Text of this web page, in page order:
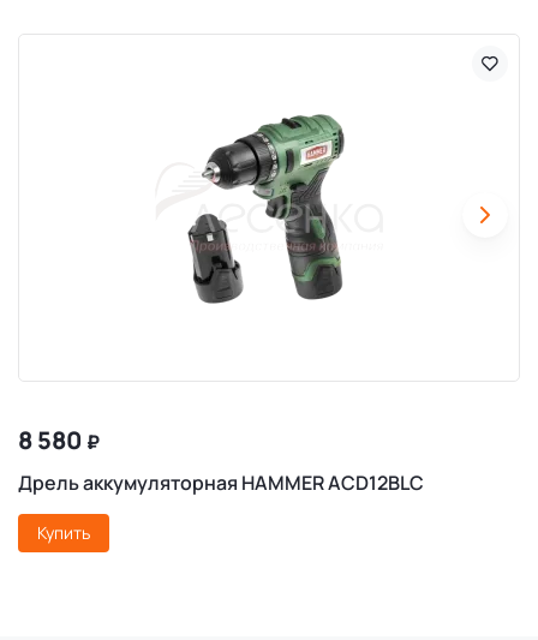
8 580 ₽
Дрель аккумуляторная HAMMER ACD12BLC
Купить